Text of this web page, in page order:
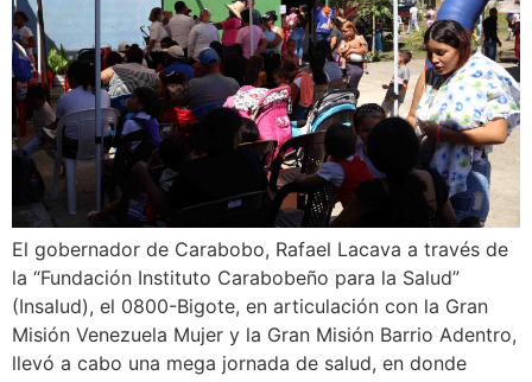
El gobernador de Carabobo, Rafael Lacava a través de
la “Fundación Instituto Carabobeño para la Salud”
(Insalud), el 0800-Bigote, en articulación con la Gran
Misión Venezuela Mujer y la Gran Misión Barrio Adentro,
llevó a cabo una mega jornada de salud, en donde